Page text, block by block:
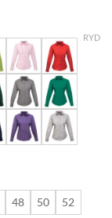
kr.
kr.
48 50
52
RYD